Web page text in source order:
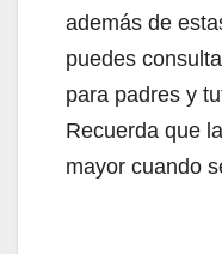
además de
puedes
para padres y
Recuerda que
mayor cuando